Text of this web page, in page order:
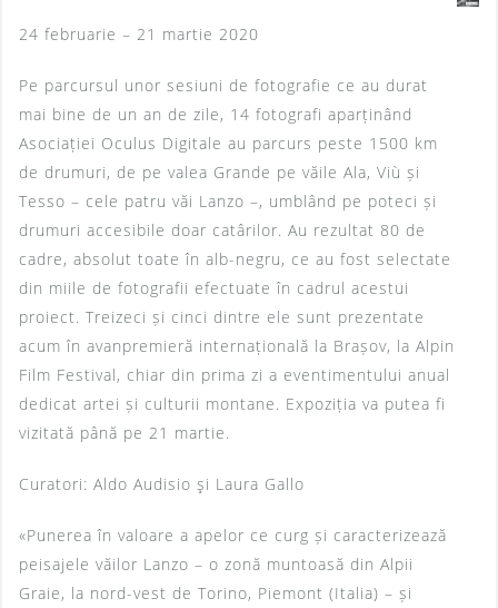
24 februarie – 21 martie 2020
Pe parcursul unor sesiuni de fotografie ce au durat
mai bine de un an de zile, 14 fotografi aparținând
Asociației Oculus Digitale au parcurs peste 1500 km
de drumuri, de pe valea Grande pe văile Ala, Viù și
Tesso – cele patru văi Lanzo –, umblând pe poteci și
drumuri accesibile doar catârilor. Au rezultat 80 de
cadre, absolut toate în alb-negru, ce au fost selectate
din miile de fotografii efectuate în cadrul acestui
proiect. Treizeci și cinci dintre ele sunt prezentate
acum în avanpremieră internațională la Brașov, la Alpin
Film Festival, chiar din prima zi a eventimentului anual
dedicat artei și culturii montane. Expoziția va putea fi
vizitată până pe 21 martie.
Curatori: Aldo Audisio şi Laura Gallo
«Punerea în valoare a apelor ce curg și caracterizează
peisajele văilor Lanzo – o zonă muntoasă din Alpii
Graie, la nord-vest de Torino, Piemont (Italia) – și